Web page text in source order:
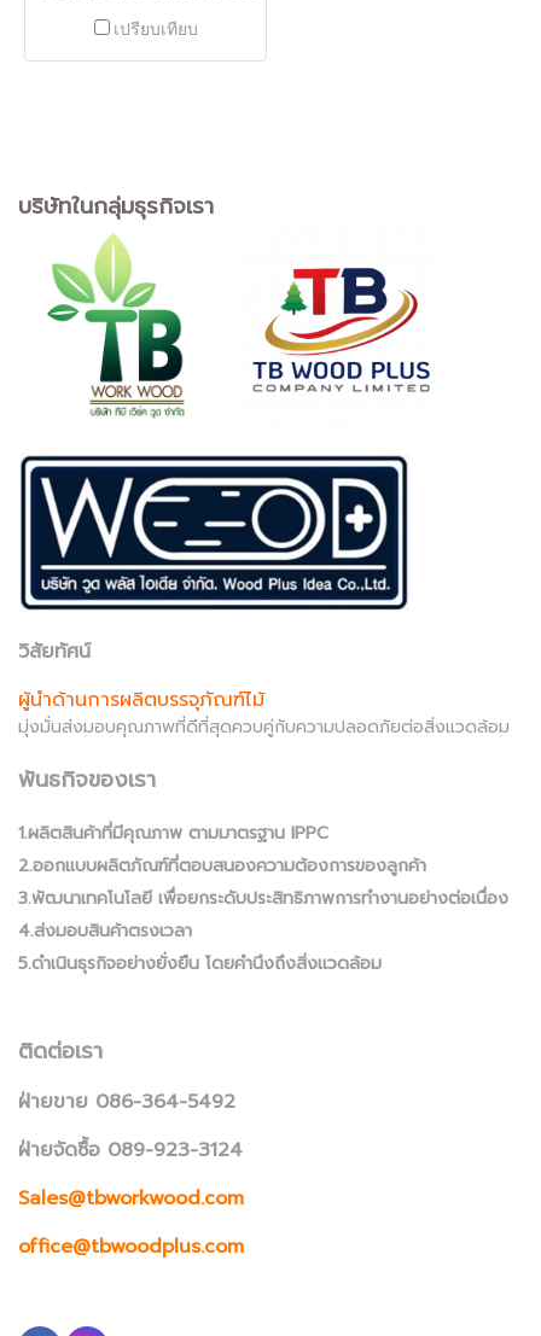
fringilla elit.
เปรียบเทียบ
บริษัทในกลุ่มธุรกิจเรา
วิสัยทัศน์
ผู้นำด้านการผลิตบรรจุภัณฑ์ไม้
มุ่งมั่นส่งมอบคุณภาพที่ดีที่สุดควบคู่กับความปลอดภัยต่อสิ่งแวดล้อม
พันธกิจของเรา
1.ผลิตสินค้าที่มีคุณภาพ ตามมาตรฐาน IPPC
2.ออกแบบผลิตภัณฑ์ที่ตอบสนองความต้องการของลูกค้า
3.พัฒนาเทคโนโลยี เพื่อยกระดับประสิทธิภาพการทำงานอย่างต่อเนื่อง
4.ส่งมอบสินค้าตรงเวลา
5.ดำเนินธุรกิจอย่างยั่งยืน โดยคำนึงถึงสิ่งแวดล้อม
ติดต่อเรา
ฝ่ายขาย 086-364-5492
ฝ่ายจัดซื้อ 089-923-3124
Sales@tbworkwood.com
office@tbwoodplus.com